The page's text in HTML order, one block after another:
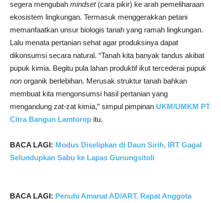
segera mengubah mindset(cara pikir) ke arah pemeliharaan
ekosistem lingkungan. Termasuk menggerakkan petani
memanfaatkan unsur biologis tanah yang ramah lingkungan.
Lalu menata pertanian sehat agar produksinya dapat
dikonsumsi secara natural. “Tanah kita banyak tandus akibat
pupuk kimia. Begitu pula lahan produktif ikut tercederai pupuk
non organik berlebihan. Merusak struktur tanah bahkan
membuat kita mengonsumsi hasil pertanian yang
mengandung zat-zat kimia,” simpul pimpinan UKM/UMKM PT
Citra Bangun Lamtorop itu.
BACA LAGI: Modus Diselipkan di Daun Sirih, IRT Gagal
Selundupkan Sabu ke Lapas Gunungsitoli
BACA LAGI: Penuhi Amanat AD/ART, Rapat Anggota